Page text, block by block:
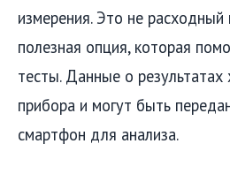
измерения. Это не расходный
полезная опция, которая
тесты. Данные о результатах
прибора и могут быть
смартфон для анализа.